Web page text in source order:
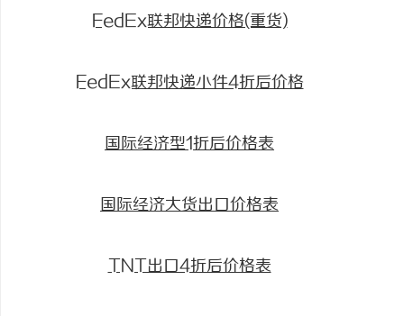
FedEx联邦快递价格(重货)
FedEx联邦快递小件4折后价格
国际经济型1折后价格表
国际经济大货出口价格表
TNT出口4折后价格表